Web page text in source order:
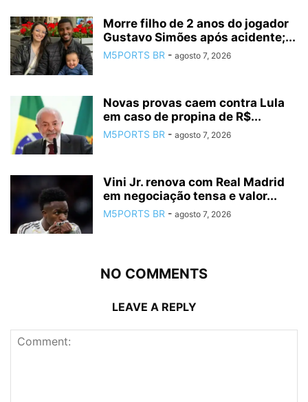
Morre filho de 2 anos do jogador
Gustavo Simões após acidente;...
M5PORTS BR - agosto 7, 2026
Novas provas caem contra Lula
em caso de propina de R$...
M5PORTS BR - agosto 7, 2026
Vini Jr. renova com Real Madrid
em negociação tensa e valor...
M5PORTS BR - agosto 7, 2026
NO COMMENTS
LEAVE A REPLY